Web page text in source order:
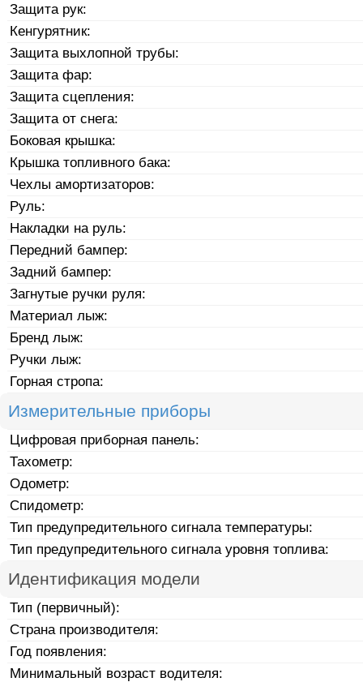
Защита рук:
Кенгурятник:
Защита выхлопной трубы:
Защита фар:
Защита сцепления:
Защита от снега:
Боковая крышка:
Крышка топливного бака:
Чехлы амортизаторов:
Руль:
Накладки на руль:
Передний бампер:
Задний бампер:
Загнутые ручки руля:
Материал лыж:
Бренд лыж:
Ручки лыж:
Горная стропа:
Измерительные приборы
Цифровая приборная панель:
Тахометр:
Одометр:
Спидометр:
Тип предупредительного сигнала температуры:
Тип предупредительного сигнала уровня топлива:
Идентификация модели
Тип (первичный):
Страна производителя:
Год появления:
Минимальный возраст водителя: